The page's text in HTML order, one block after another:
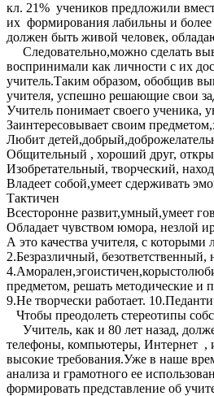
кл. 21% учеников предложили
их формирования лабильны и
должен быть живой человек,
Следовательно,можно сделать
воспринимали как личности с их
учитель.Таким образом, обобщив
учителя, успешно решающие свои
Учитель понимает своего ученика,
Заинтересовывает своим
Любит
Общительный , хороший друг,
Изобретательный, творческий,
Владеет собой,умеет сдерживать
Тактичен
Всесторонне развит,умный,умеет
Обладает чувством юмора, незлой
А это качества учителя, с
2.Безразличный,
предметом, решать методические и
9.Не творчески работает.
Чтобы преодолеть стереотипы
Учитель, как и 80 лет назад,
телефоны, компьютеры, Интернет ,
высокие требования.Уже в наше
анализа и грамотного ее
формировать представление об